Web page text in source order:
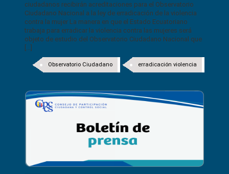
ciudadanos recibirán acreditaciones para el Observatorio
Ciudadano Nacional a la ley de erradicación de la violencia
contra la mujer La manera en que el Estado Ecuatoriano
trabaja para erradicar la violencia contra las mujeres será
objeto de estudio del Observatorio Ciudadano Nacional que
[...]
erradicación violencia
Observatorio Ciudadano